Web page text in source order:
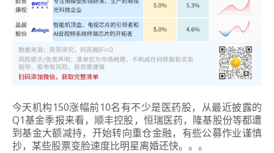
今天机构150涨幅前10名有不少是医药股，从最近披露的
Q1基金季报来看，顺丰控股，恒瑞医药，隆基股份等都遭
到基金大额减持，开始转向重仓金融，有些公募作业谨慎
抄，某些股票变脸速度比明星离婚还快。。。